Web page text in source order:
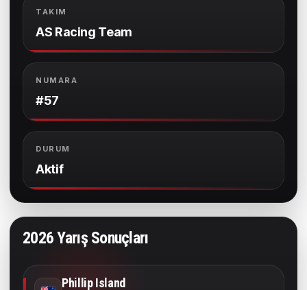
TAKIM
AS Racing Team
NUMARA
#57
DURUM
Aktif
2026 Yarış Sonuçları
Phillip Island